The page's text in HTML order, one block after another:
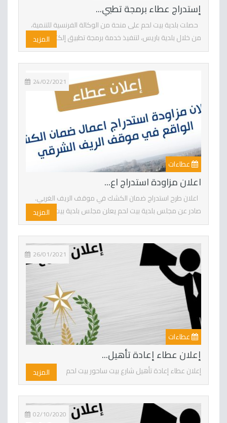
إستدراج عطاء برمجة تطبي...
حصلت بلدية بيت لحم على منحة من الوكالة الفرنسية للتنمية،
من خلال بلدية باريس، لتنفيذ خدمة برمجة تطبيق إلكترو...المزيد
عطاءات
اعلان مزاودة استدراج اع...
24/02/2021
اعلان طرح استدراج ضمان الكشك في موقف الريف الغربي.
صادر عن مجلس بلدية بيت لحم يعلن مجلس بلدية بيت لح...المزيد
عطاءات
إعلان عطاء إعادة تأهيل...
26/01/2021
إعلان عطاء إعادة تأهيل شارع بيت ساحور بيت لحم المزيد
02/10/2020